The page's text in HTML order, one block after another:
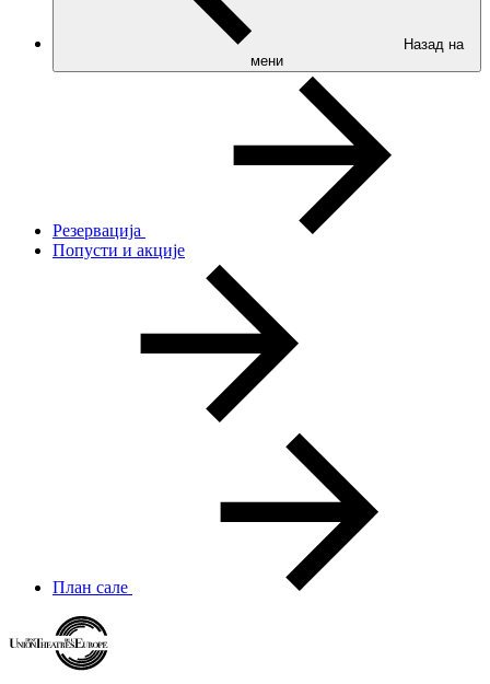
Назад на
мени
Резервација
Попусти и акције
План сале